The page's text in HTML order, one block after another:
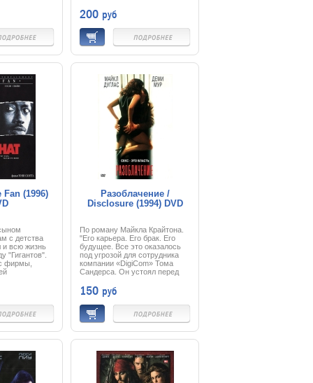
с
Нужно
то
так,
дорога
столицы
"таланты"
краем уха услышал историю
одной провинциальной
девушки, которая
прославилась у себя в
городке тем, что неоднократно
бросала своих женихов прямо
у алтаря. Айку материальчик
проверяя данных,
опубликовал статью, причем
даже не удосужился скрыть
имя героини.
200 руб
(1996)
с детства
и всю жизнь
"Гигантов".
фирмы,
отец, бывшая
а виной
фанатизм
уже
без того
Бобби
но
как другой
ему
Разоблачение /
Disclosure (1994) DVD
По роману Майкла Крайтона.
"Его карьера. Его брак. Его
будущее. Все это оказалось
под угрозой для сотрудника
компании «DigiCom» Тома
Сандерса. Он устоял перед
начальницы. Но в отместку
она обвинила его в
сексуальных
домогательствах. И Том,
проработавший в этой
компании много лет, вынужден
защищаться, чтобы не
этой борьбе он попадает в
головокружительный
кибернетический мир
виртуальной реальности в
150 руб